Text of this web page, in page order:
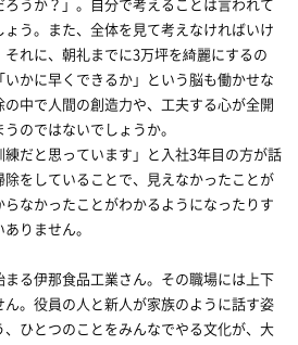
うか？」。自分で考えることは言われて
う。また、全体を見て考えなければいけ
れに、朝礼までに3万坪を綺麗にするの
かに早くできるか」という脳も働かせな
中で人間の創造力や、工夫する心が全開
のではないでしょうか。
だと思っています」と入社3年目の方が話
除をしていることで、見えなかったことが
なかったことがわかるようになったりす
りません。
る伊那食品工業さん。その職場には上下
。役員の人と新人が家族のように話す姿
ひとつのことをみんなでやる文化が、大